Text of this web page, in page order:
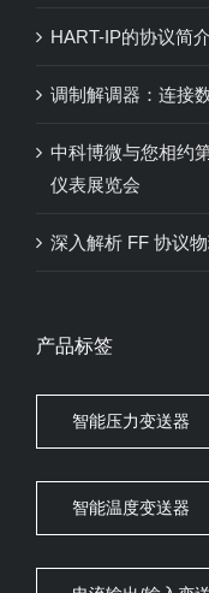
HART-IP的协议简介
调制解调器：连接
中科博微与您相约
仪表展览会
深入解析 FF 协议
产品标签
智能压力变送器
智能温度变送器